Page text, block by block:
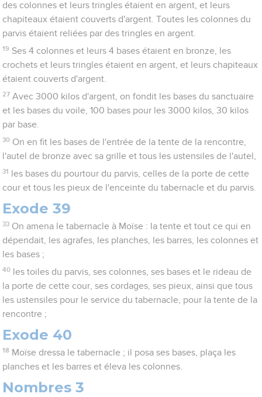
des colonnes et leurs tringles étaient en argent, et leurs
chapiteaux étaient couverts d'argent. Toutes les colonnes du
parvis étaient reliées par des tringles en argent.
19 Ses 4 colonnes et leurs 4 bases étaient en bronze, les
crochets et leurs tringles étaient en argent, et leurs chapiteaux
étaient couverts d'argent.
27 Avec 3000 kilos d'argent, on fondit les bases du sanctuaire
et les bases du voile, 100 bases pour les 3000 kilos, 30 kilos
par base.
30 On en fit les bases de l'entrée de la tente de la rencontre,
l'autel de bronze avec sa grille et tous les ustensiles de l'autel,
31
les bases du pourtour du parvis, celles de la porte de cette
cour et tous les pieux de l'enceinte du tabernacle et du parvis.
Exode 39
33 On amena le tabernacle à Moïse : la tente et tout ce qui en
dépendait, les agrafes, les planches, les barres, les colonnes et
les bases ;
40
les toiles du parvis, ses colonnes, ses bases et le rideau de
la porte de cette cour, ses cordages, ses pieux, ainsi que tous
les ustensiles pour le service du tabernacle, pour la tente de la
rencontre ;
Exode 40
18 Moïse dressa le tabernacle ; il posa ses bases, plaça les
planches et les barres et éleva les colonnes.
Nombres 3